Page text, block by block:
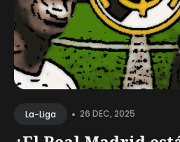
La-Liga • 26 DEC, 2025